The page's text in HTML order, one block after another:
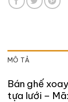
MÔ TẢ
Bán ghế
tựa lưới –